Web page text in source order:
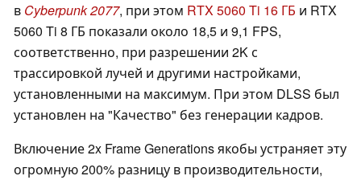
в Cyberpunk 2077, при этом RTX 5060 Ti 16 ГБ и RTX
5060 Ti 8 ГБ показали около 18,5 и 9,1 FPS,
соответственно, при разрешении 2K с
трассировкой лучей и другими настройками,
установленными на максимум. При этом DLSS был
установлен на "Качество" без генерации кадров.
Включение 2x Frame Generations якобы устраняет эту
огромную 200% разницу в производительности,